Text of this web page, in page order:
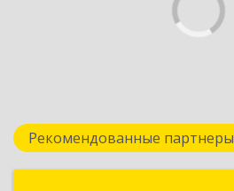
Рекомендованные партнеры